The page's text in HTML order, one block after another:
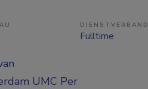
DIENSTVERBAND
Fulltime
UMC Per